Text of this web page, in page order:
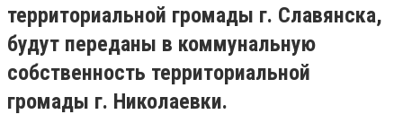
территориальной громады г. Славянска,
будут переданы в коммунальную
собственность территориальной
громады г. Николаевки.